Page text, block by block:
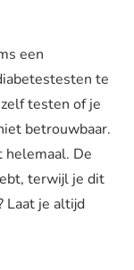
een
te
testen of je
betrouwbaar.
De
terwijl je dit
Laat je altijd